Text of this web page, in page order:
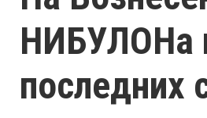
НИБУЛОНа
последних